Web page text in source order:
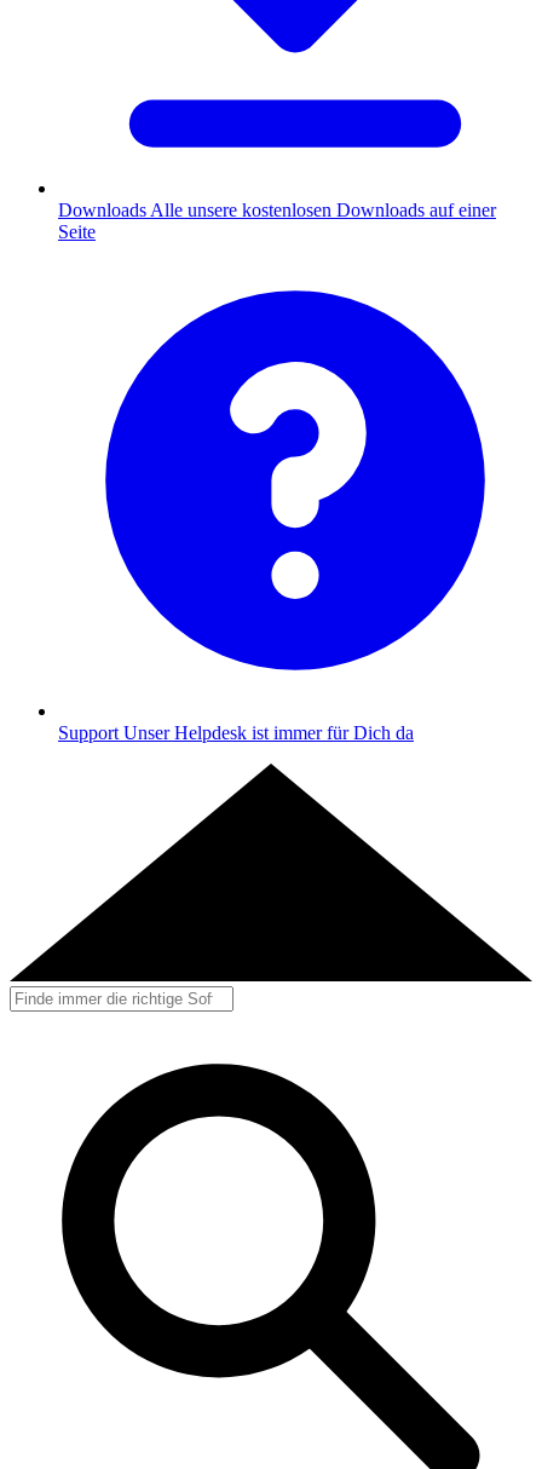
Downloads Alle unsere kostenlosen Downloads auf einer
Seite
Support Unser Helpdesk ist immer für Dich da